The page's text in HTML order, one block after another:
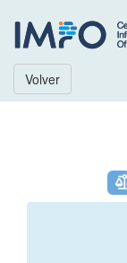
Volver